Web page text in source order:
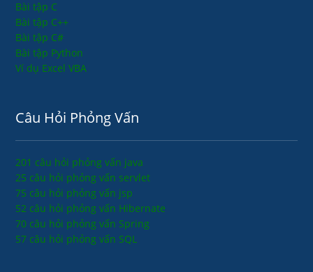
Bài tập C
Bài tập C++
Bài tập C#
Bài tập Python
Ví dụ Excel VBA
Câu Hỏi Phỏng Vấn
201 câu hỏi phỏng vấn java
25 câu hỏi phỏng vấn servlet
75 câu hỏi phỏng vấn jsp
52 câu hỏi phỏng vấn Hibernate
70 câu hỏi phỏng vấn Spring
57 câu hỏi phỏng vấn SQL